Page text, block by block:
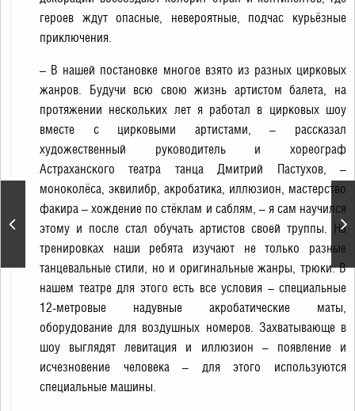
Танцевальный турнир
«Кубок Кремля –
героев ждут опасные, невероятные, подчас курьёзные
приключения.
– В нашей постановке многое взято из разных цирковых
жанров. Будучи всю свою жизнь артистом балета, на
протяжении нескольких лет я работал в цирковых шоу
вместе с цирковыми артистами, – рассказал
художественный руководитель и хореограф
Астраханского театра танца Дмитрий Пастухов, –
моноколёса, эквилибр, акробатика, иллюзион, мастерство
факира – хождение по стёклам и саблям, – я сам научился
этому и после стал обучать артистов своей труппы. На
тренировках наши ребята изучают не только разные
танцевальные стили, но и оригинальные жанры, трюки. В
нашем театре для этого есть все условия – специальные
12-метровые надувные акробатические маты,
оборудование для воздушных номеров. Захватывающе в
шоу выглядят левитация и иллюзион – появление и
исчезновение человека – для этого используются
специальные машины.